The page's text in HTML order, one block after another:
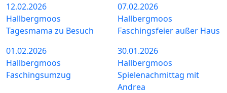
12.02.2026
Hallbergmoos
Tagesmama zu Besuch
07.02.2026
Hallbergmoos
Faschingsfeier außer Haus
01.02.2026
Hallbergmoos
Faschingsumzug
30.01.2026
Hallbergmoos
Spielenachmittag mit
Andrea